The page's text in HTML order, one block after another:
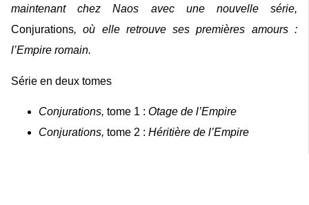
maintenant chez Naos avec une nouvelle série,
Conjurations, où elle retrouve ses premières amours :
l’Empire romain.
Série en deux tomes
Conjurations, tome 1 : Otage de l’Empire
Conjurations, tome 2 : Héritière de l’Empire